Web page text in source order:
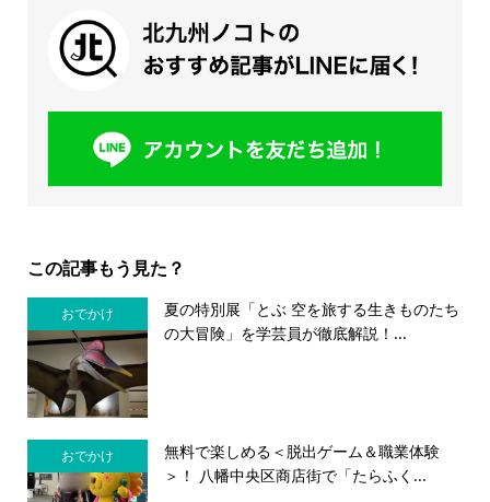
この記事もう見た？
おでかけ
夏の特別展「とぶ 空を旅する生きものたち
の大冒険」を学芸員が徹底解説！...
おでかけ
無料で楽しめる＜脱出ゲーム＆職業体験
＞！ 八幡中央区商店街で「たらふく...